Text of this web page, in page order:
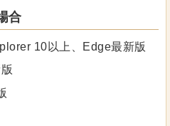
合
10以上、Edge最新版